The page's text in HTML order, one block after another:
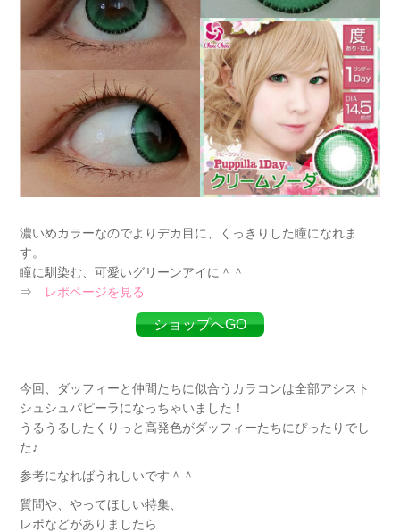
濃いめカラーなのでよりデカ目に、くっきりした瞳になれま
す。
瞳に馴染む、可愛いグリーンアイに＾＾
⇒ レポページを見る
ショップへGO
今回、ダッフィーと仲間たちに似合うカラコンは全部アシスト
シュシュパピーラになっちゃいました！
うるうるしたくりっと高発色がダッフィーたちにぴったりでし
た♪
参考になればうれしいです＾＾
質問や、やってほしい特集、
レポなどがありましたら